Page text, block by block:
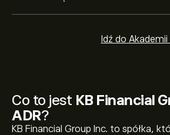
Co to jest KB Financial
ADR?
KB Financial Group Inc. to spółka,
Idź do Akademii